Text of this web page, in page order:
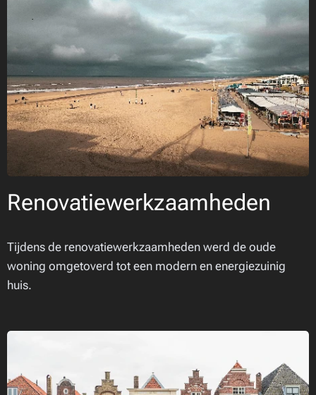
Renovatiewerkzaamheden
Tijdens de renovatiewerkzaamheden werd de oude
woning omgetoverd tot een modern en energiezuinig
huis.